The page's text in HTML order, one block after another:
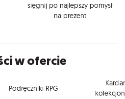
sięgnij po najlepszy pomysł
na prezent
w ofercie
Podręczniki RPG